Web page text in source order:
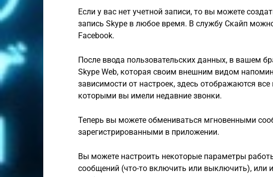
Если у вас нет учетной записи, то вы можете
запись Skype в любое время. В службу Скайп
Facebook.
После ввода пользовательских данных, в вашем
Skype Web, которая своим внешним видом
зависимости от настроек, здесь отображаются
которыми вы имели недавние звонки.
Теперь вы можете обмениваться мгновенными
зарегистрированными в приложении.
Вы можете настроить некоторые параметры
сообщений (что-то включить или выключить), или